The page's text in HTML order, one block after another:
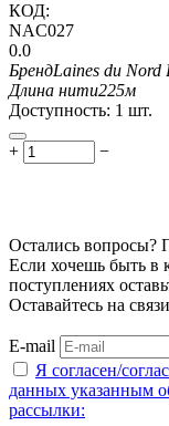
КОД:
NAC027
0.0
БрендLaines du Nord
Длина нити225м
Доступность: 1 шт.
+ −
Остались вопросы?
Если хочешь быть в
поступлениях
Оставайтесь на связи
E-mail
Я согласен/
данных указанным
рассылки: